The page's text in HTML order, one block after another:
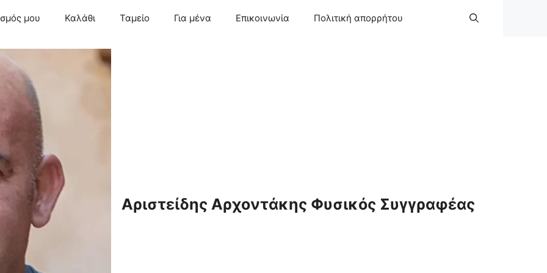
μου Καλάθι Ταμείο Για μένα Επικοινωνία Πολιτική απορρήτου
Αριστείδης Αρχοντάκης Φυσικός Συγγραφέας